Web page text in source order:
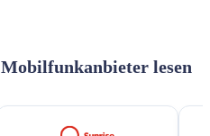
lesen